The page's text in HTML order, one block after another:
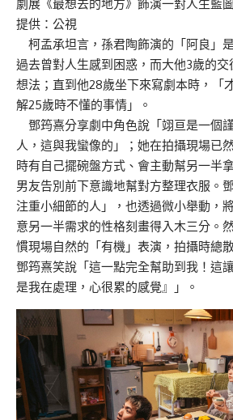
劇展《最想去的地方》飾演一對人生藍
提供：公視
柯孟承坦言，孫君陶飾演的「阿良」
過去曾對人生感到困惑，而大他3歲的
想法；直到他28歲坐下來寫劇本時，「
解25歲時不懂的事情」。
鄧筠熹分享劇中角色說「翊亘是一個
人，這與我蠻像的」；她在拍攝現場已
時有自己擺碗盤方式、會主動幫另一半
男友告別前下意識地幫對方整理衣服。
注重小細節的人」，也透過微小舉動，
意另一半需求的性格刻畫得入木三分。
慣現場自然的「有機」表演，拍攝時總
鄧筠熹笑說「這一點完全幫助到我！這
是我在處理，心很累的感覺』」。